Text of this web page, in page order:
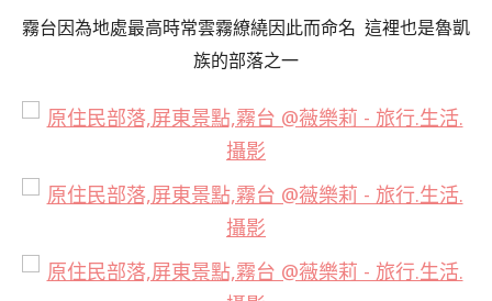
霧台因為地處最高時常雲霧繚繞因此而命名 這裡也是魯凱
族的部落之一